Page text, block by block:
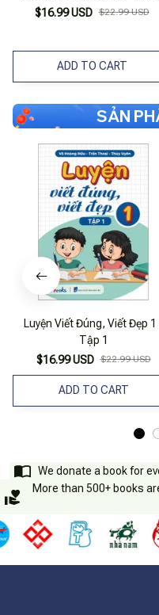
$16.99 USD $22.99 USD
ADD TO CART
SẢN
Luyện Viết Đúng, Viết Đẹp 1
Tập 1
$16.99 USD $22.99 USD
ADD TO CART
We donate a book for
More than 500+ books